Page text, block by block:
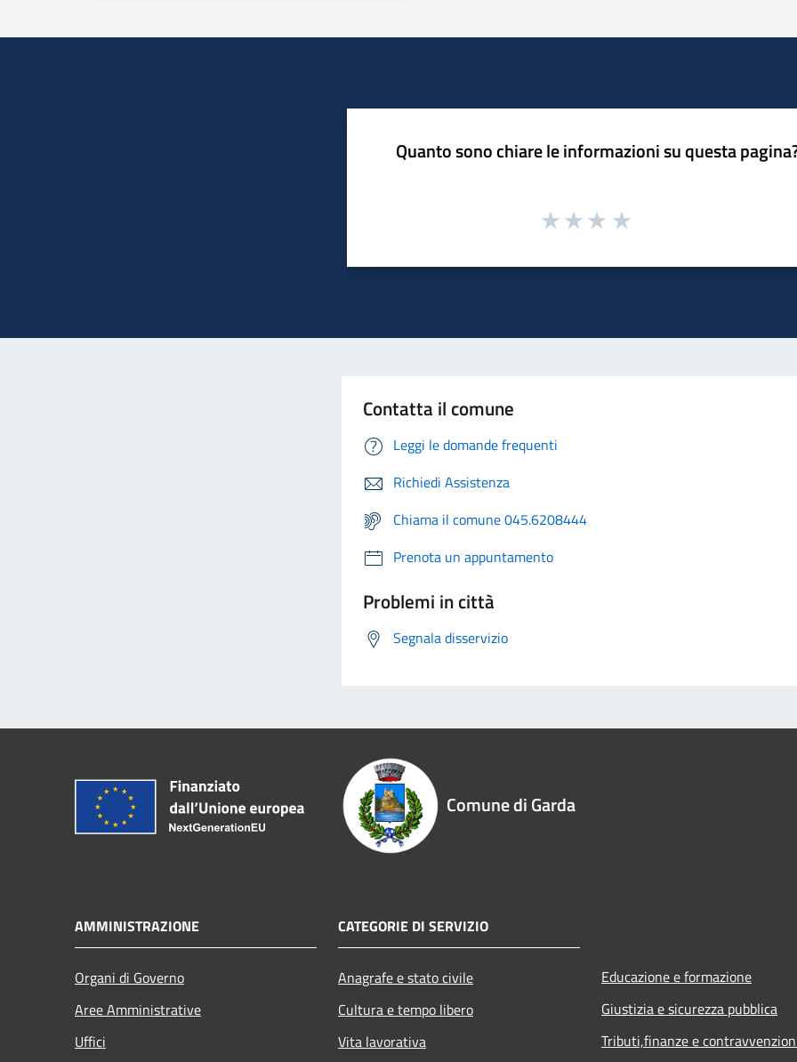
Quanto sono chiare le informazioni su questa
Contatta il comune
Leggi le domande frequenti
Richiedi Assistenza
Chiama il comune 045.6208444
Prenota un appuntamento
Problemi in città
Segnala disservizio
Comune di Garda
AMMINISTRAZIONE
Organi di Governo
Aree Amministrative
Uffici
CATEGORIE DI SERVIZIO
Anagrafe e stato civile
Cultura e tempo libero
Vita lavorativa
Educazione e formazione
Giustizia e sicurezza pubblica
Tributi,finanze e